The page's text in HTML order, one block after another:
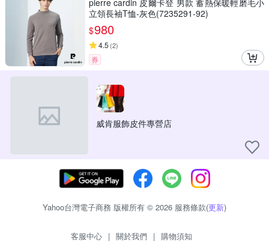
pierre cardin 皮爾卡登 男款 蓄熱保暖輕磨毛小
立領長袖T恤-灰色(7235291-92)
$980
4.5 (2)
券
威肯服飾皮件專營店
Yahoo台灣電子商務 版權所有 © 2026 服務條款(更新)
客服中心 | 關於我們 | 購物須知